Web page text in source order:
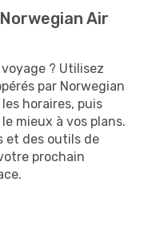
Air
? Utilisez
par Norwegian
horaires, puis
mieux à vos plans.
et des outils de
prochain